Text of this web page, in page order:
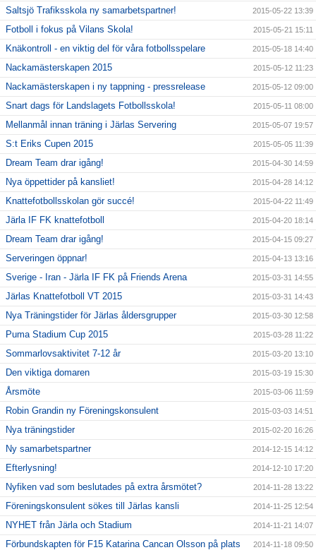
Saltsjö Trafiksskola ny samarbetspartner! 2015-05-22 13:39
Fotboll i fokus på Vilans Skola! 2015-05-21 15:11
Knäkontroll - en viktig del för våra fotbollsspelare 2015-05-18 14:40
Nackamästerskapen 2015 2015-05-12 11:23
Nackamästerskapen i ny tappning - pressrelease 2015-05-12 09:00
Snart dags för Landslagets Fotbollsskola! 2015-05-11 08:00
Mellanmål innan träning i Järlas Servering 2015-05-07 19:57
S:t Eriks Cupen 2015 2015-05-05 11:39
Dream Team drar igång! 2015-04-30 14:59
Nya öppettider på kansliet! 2015-04-28 14:12
Knattefotbollsskolan gör succé! 2015-04-22 11:49
Järla IF FK knattefotboll 2015-04-20 18:14
Dream Team drar igång! 2015-04-15 09:27
Serveringen öppnar! 2015-04-13 13:16
Sverige - Iran - Järla IF FK på Friends Arena 2015-03-31 14:55
Järlas Knattefotboll VT 2015 2015-03-31 14:43
Nya Träningstider för Järlas åldersgrupper 2015-03-30 12:58
Puma Stadium Cup 2015 2015-03-28 11:22
Sommarlovsaktivitet 7-12 år 2015-03-20 13:10
Den viktiga domaren 2015-03-19 15:30
Årsmöte 2015-03-06 11:59
Robin Grandin ny Föreningskonsulent 2015-03-03 14:51
Nya träningstider 2015-02-20 16:26
Ny samarbetspartner 2014-12-15 14:12
Efterlysning! 2014-12-10 17:20
Nyfiken vad som beslutades på extra årsmötet? 2014-11-28 13:22
Föreningskonsulent sökes till Järlas kansli 2014-11-25 12:54
NYHET från Järla och Stadium 2014-11-21 14:07
Förbundskapten för F15 Katarina Cancan Olsson på plats 2014-11-18 09:50